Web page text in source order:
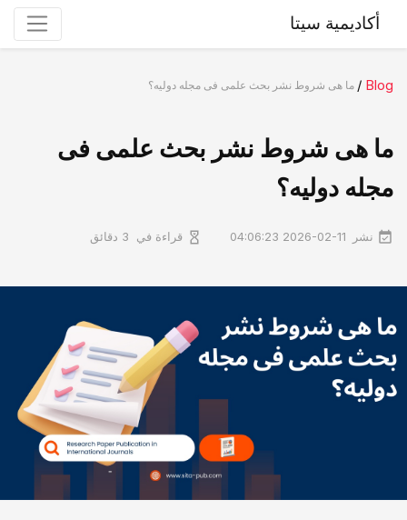
أكاديمية سيتا
Blog
/ ما هی شروط نشر بحث علمی فی مجله دولیه؟
ما هی شروط نشر بحث علمی فی
مجله دولیه؟
نشر 2026-02-11 04:06:23 قراءة في 3 دقائق